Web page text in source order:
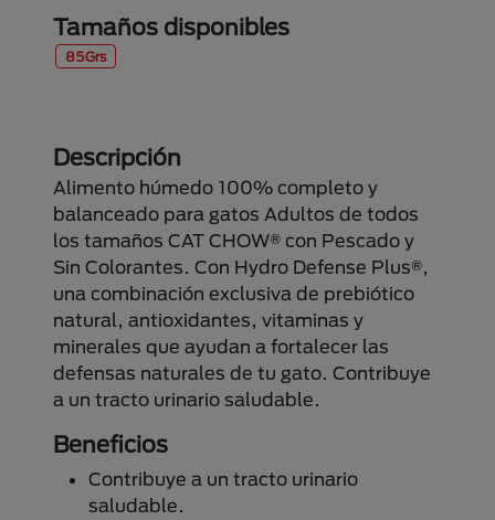
Tamaños disponibles
85Grs
Descripción
Alimento húmedo 100% completo y
balanceado para gatos Adultos de todos
los tamaños CAT CHOW® con Pescado y
Sin Colorantes. Con Hydro Defense Plus®,
una combinación exclusiva de prebiótico
natural, antioxidantes, vitaminas y
minerales que ayudan a fortalecer las
defensas naturales de tu gato. Contribuye
a un tracto urinario saludable.
Beneficios
Contribuye a un tracto urinario
saludable.